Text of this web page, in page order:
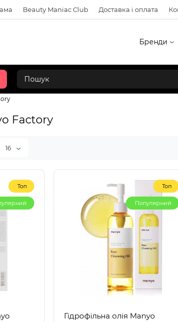
Beauty Maniac Club Доставка і оплата
Бренди
Factory
16
Топ Топ
Популярний
Гідрофільна олія Manyo